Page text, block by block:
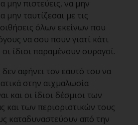
μην πιστεύεις, να μην
μην ταυτίζεσαι με τις
όλων εκείνων που
να σου πουν γιατί κάτι
οι ίδιοι παραμένουν ουραγοί.
αφήνει τον εαυτό του να
στην αιχμαλωσία
και οι ίδιοι δέσμιοι των
και των περιοριστικών τους
καταδυναστεύουν από την